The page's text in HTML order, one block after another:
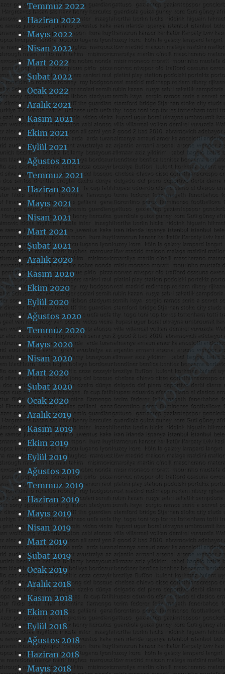
Temmuz 2022
Haziran 2022
Mayıs 2022
Nisan 2022
Mart 2022
Şubat 2022
Ocak 2022
Aralık 2021
Kasım 2021
Ekim 2021
Eylül 2021
Ağustos 2021
Temmuz 2021
Haziran 2021
Mayıs 2021
Nisan 2021
Mart 2021
Şubat 2021
Aralık 2020
Kasım 2020
Ekim 2020
Eylül 2020
Ağustos 2020
Temmuz 2020
Mayıs 2020
Nisan 2020
Mart 2020
Şubat 2020
Ocak 2020
Aralık 2019
Kasım 2019
Ekim 2019
Eylül 2019
Ağustos 2019
Temmuz 2019
Haziran 2019
Mayıs 2019
Nisan 2019
Mart 2019
Şubat 2019
Ocak 2019
Aralık 2018
Kasım 2018
Ekim 2018
Eylül 2018
Ağustos 2018
Haziran 2018
Mayıs 2018